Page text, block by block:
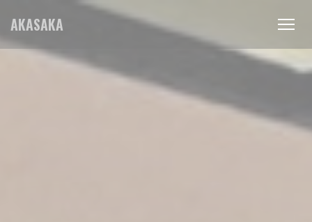
Personalizzazione delle tue scelte sui cookie
AKASAKA